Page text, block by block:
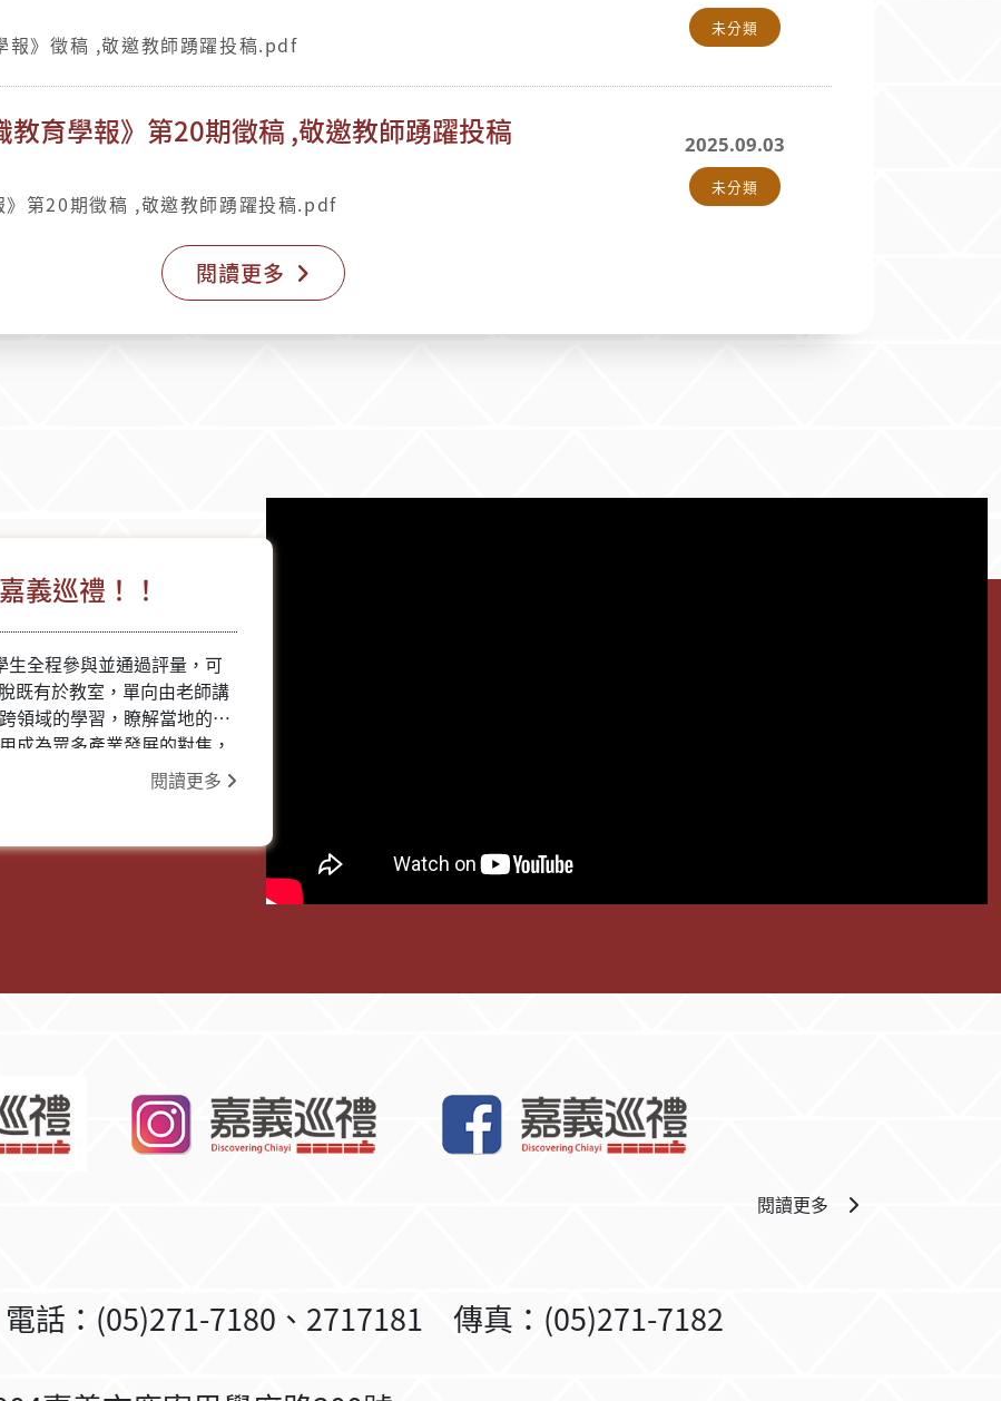
報》徵稿 ,敬邀教師踴躍投稿.pdf
未分類
育學報》第20期徵稿 ,敬邀教師踴躍投稿
第20期徵稿 ,敬邀教師踴躍投稿.pdf
2025.09.03
未分類
閱讀更多
義巡禮！！
全程參與並通過評量，可
既有於教室，單向由老師講
領域的學習，瞭解當地的歷
成為眾多產業發展的對焦，
新多元的課程我們都規劃好
閱讀更多
閱讀更多
話：(05)271-7180、2717181 傳真：(05)271-7182